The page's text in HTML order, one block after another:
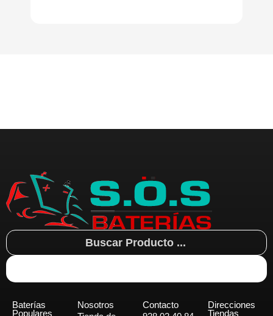
Search
...
Baterías
Populares
Nosotros Contacto
Direcciones
Tiendas